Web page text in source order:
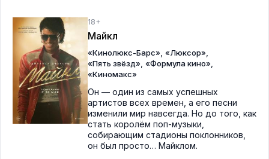
18+
Майкл
«Кинолюкс-Барс» «Люксор»
«Пять звёзд» «Формула кино»
«Киномакс»
Он — один из самых успешных
артистов всех времен, а его песни
изменили мир навсегда. Но до того, как
стать королём поп-музыки,
собирающим стадионы поклонников,
он был просто… Майклом.